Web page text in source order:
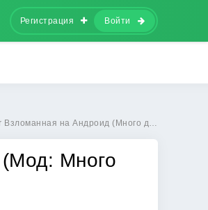
Регистрация Войти
на Андроид (Много денег)
Много